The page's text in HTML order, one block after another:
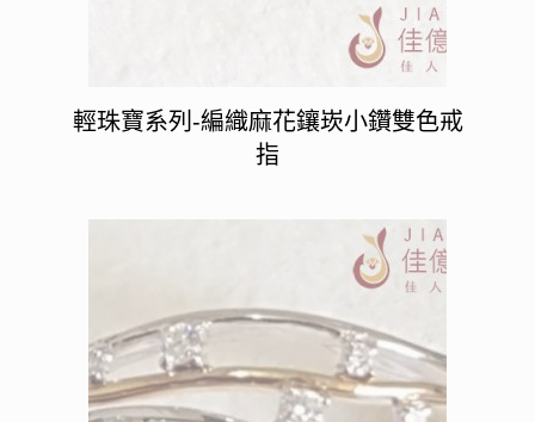
輕珠寶系列-編織麻花鑲崁小鑽雙色戒
指